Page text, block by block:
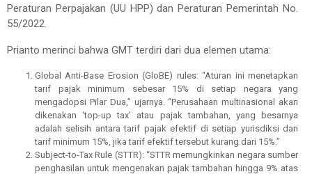
Peraturan Perpajakan (UU HPP) dan Peraturan Pemerintah No.
55/2022.
Prianto merinci bahwa GMT terdiri dari dua elemen utama:
Global Anti-Base Erosion (GloBE) rules: “Aturan ini menetapkan
tarif pajak minimum sebesar 15% di setiap negara yang
mengadopsi Pilar Dua,” ujarnya. “Perusahaan multinasional akan
dikenakan ‘top-up tax’ atau pajak tambahan, yang besarnya
adalah selisih antara tarif pajak efektif di setiap yurisdiksi dan
tarif minimum 15%, jika tarif efektif tersebut kurang dari 15%.”
Subject-to-Tax Rule (STTR): “STTR memungkinkan negara sumber
penghasilan untuk mengenakan pajak tambahan hingga 9% atas